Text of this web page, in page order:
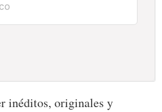
inéditos, originales y